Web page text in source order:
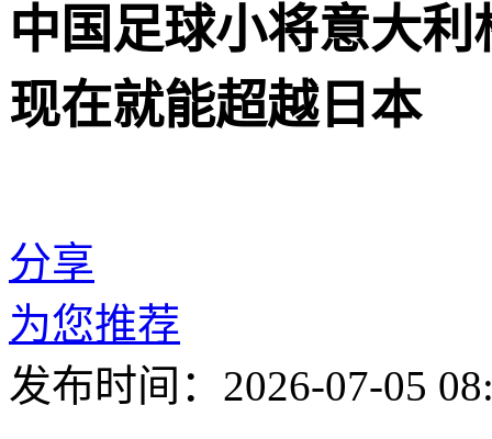
中国足球小将意大
现在就能超越日本
分享
为您推荐
发布时间：2026-07-05